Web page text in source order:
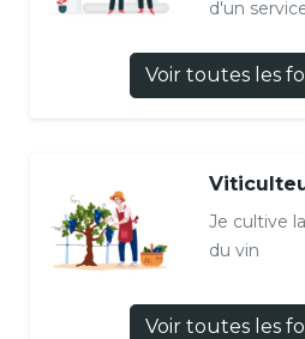
d'un
Voir toutes les
Je cultive
du vin
Voir toutes les